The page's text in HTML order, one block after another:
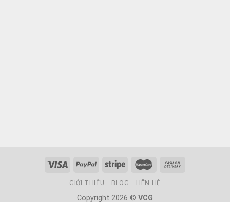
GIỚI THIỆU BLOG LIÊN HỆ
Copyright 2026 © VCG